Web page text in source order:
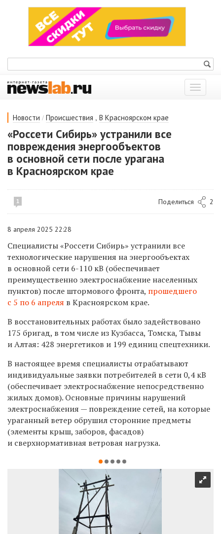
Показать
меню
Новости / Происшествия , В Красноярском крае
«Россети Сибирь» устранили все
повреждения энергообъектов
в основной сети после урагана
в Красноярском крае
1 Поделиться 2
8 апреля 2025 22:28
Специалисты «Россети Сибирь» устранили все
технологические нарушения на энергообъектах
в основной сети 6-110 кВ (обеспечивает
преимущественно электроснабжение населенных
пунктов) после штормового фронта, прошедшего
с 5 по 6 апреля в Красноярском крае.
В восстановительных работах было задействовано
175 бригад, в том числе из Кузбасса, Томска, Тывы
и Алтая: 428 энергетиков и 199 единиц спецтехники.
В настоящее время специалисты отрабатывают
индивидуальные заявки потребителей в сети 0,4 кВ
(обеспечивает электроснабжение непосредственно
жилых домов). Основные причины нарушений
электроснабжения — повреждение сетей, на которые
ураганный ветер обрушил сторонние предметы
(элементы крыш, заборов, фасадов)
и сверхнормативная ветровая нагрузка.